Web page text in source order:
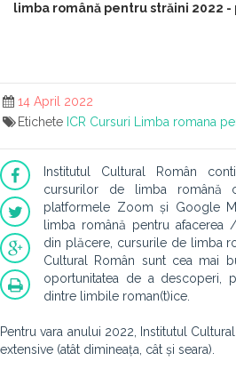
limba română pentru străini 2022
14 April 2022
Etichete ICR Cursuri Limba romana
Institutul Cultural Român
cursurilor de limba română
platformele Zoom și Google
limba română pentru afacerea
din plăcere, cursurile de limba
Cultural Român sunt cea mai
oportunitatea de a descoperi,
dintre limbile roman(t)ice.
Pentru vara anului 2022, Institutul
extensive (atât dimineața, cât și seara).